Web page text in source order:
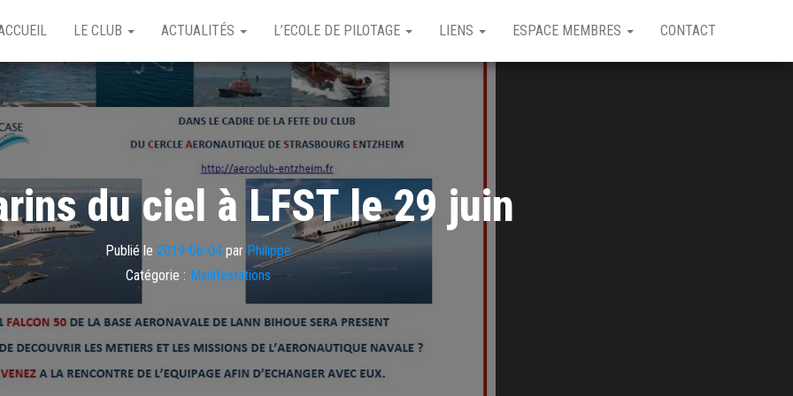
LE CLUB ACTUALITÉS L’ECOLE DE PILOTAGE LIENS ESPACE MEMBRES CONTACT
du ciel à LFST le 29 juin
Publié le 2019-06-04 par Philippe
Catégorie : Manifestations